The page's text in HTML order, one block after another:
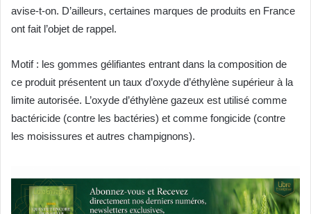
avise-t-on. D’ailleurs, certaines marques de produits en France
ont fait l’objet de rappel.
Motif : les gommes gélifiantes entrant dans la composition de
ce produit présentent un taux d’oxyde d’éthylène supérieur à la
limite autorisée. L’oxyde d’éthylène gazeux est utilisé comme
bactéricide (contre les bactéries) et comme fongicide (contre
les moisissures et autres champignons).